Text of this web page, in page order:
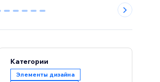
2 3 4 5 6
Категории
Элементы дизайна